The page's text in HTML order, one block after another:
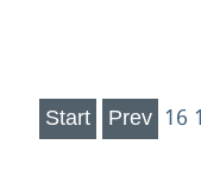
Start Prev 16